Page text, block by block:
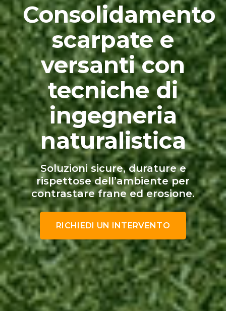
Consolidamento
scarpate e
versanti con
tecniche di
ingegneria
naturalistica
Soluzioni sicure, durature e
rispettose dell’ambiente per
contrastare frane ed erosione.
RICHIEDI UN INTERVENTO